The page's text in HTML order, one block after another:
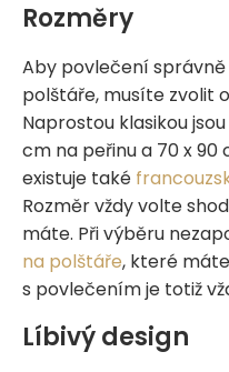
Rozměry
Aby povlečení
polštáře, musíte zvolit
Naprostou klasikou
cm na peřinu a 70 x 90
existuje také
Rozměr vždy volte
máte. Při výběru
na polštáře, které
s povlečením je totiž
Líbivý design